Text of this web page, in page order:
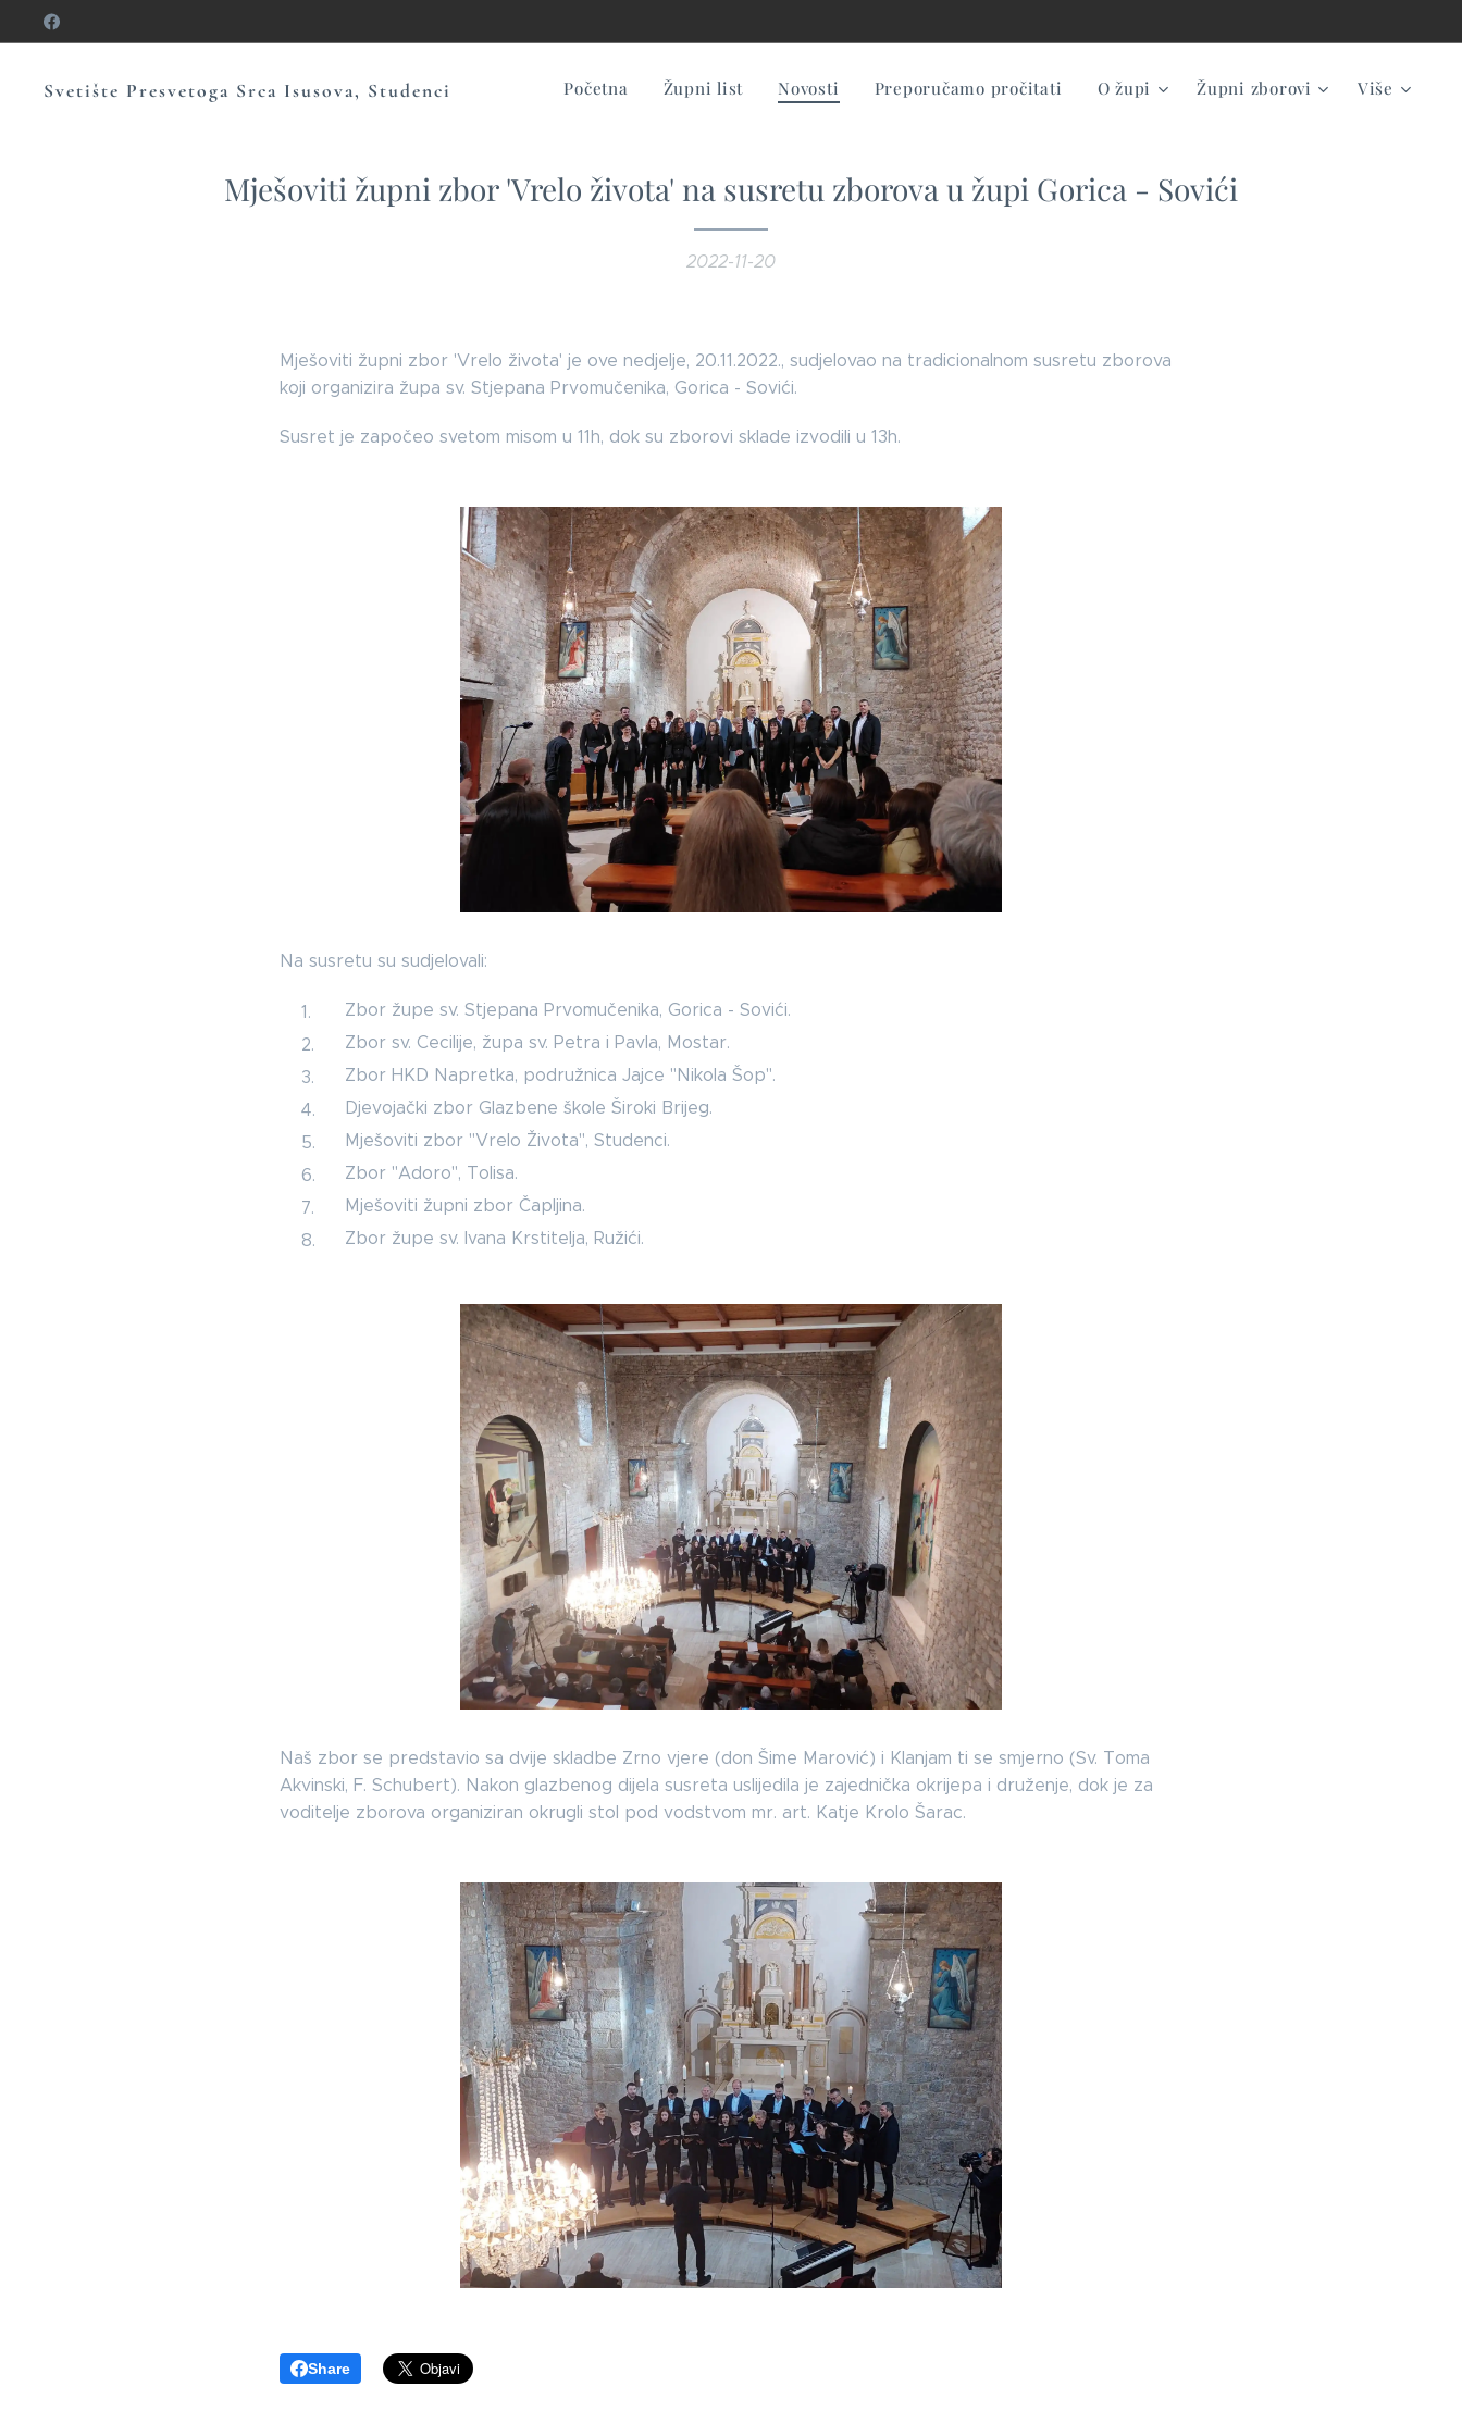
Svetište Presvetoga Srca Isusova, Studenci Početna Župni list Novosti Preporučamo pročitati O župi Župni zborovi Više
Mješoviti župni zbor 'Vrelo života' na susretu zborova u župi Gorica - Sovići
2022-11-20
Mješoviti župni zbor 'Vrelo života' je ove nedjelje, 20.11.2022., sudjelovao na tradicionalnom susretu zborova
koji organizira župa sv. Stjepana Prvomučenika, Gorica - Sovići.
Susret je započeo svetom misom u 11h, dok su zborovi sklade izvodili u 13h.
Na susretu su sudjelovali:
Zbor župe sv. Stjepana Prvomučenika, Gorica - Sovići.
Zbor sv. Cecilije, župa sv. Petra i Pavla, Mostar.
Zbor HKD Napretka, podružnica Jajce "Nikola Šop".
Djevojački zbor Glazbene škole Široki Brijeg.
Mješoviti zbor "Vrelo Života", Studenci.
Zbor "Adoro", Tolisa.
Mješoviti župni zbor Čapljina.
Zbor župe sv. Ivana Krstitelja, Ružići.
Naš zbor se predstavio sa dvije skladbe Zrno vjere (don Šime Marović) i Klanjam ti se smjerno (Sv. Toma
Akvinski, F. Schubert). Nakon glazbenog dijela susreta uslijedila je zajednička okrijepa i druženje, dok je za
voditelje zborova organiziran okrugli stol pod vodstvom mr. art. Katje Krolo Šarac.
Share